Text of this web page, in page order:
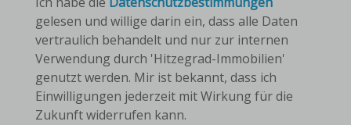
gelesen und willige darin ein, dass alle Daten
vertraulich behandelt und nur zur internen
Verwendung durch 'Hitzegrad-Immobilien'
genutzt werden. Mir ist bekannt, dass ich
Einwilligungen jederzeit mit Wirkung für die
Zukunft widerrufen kann.